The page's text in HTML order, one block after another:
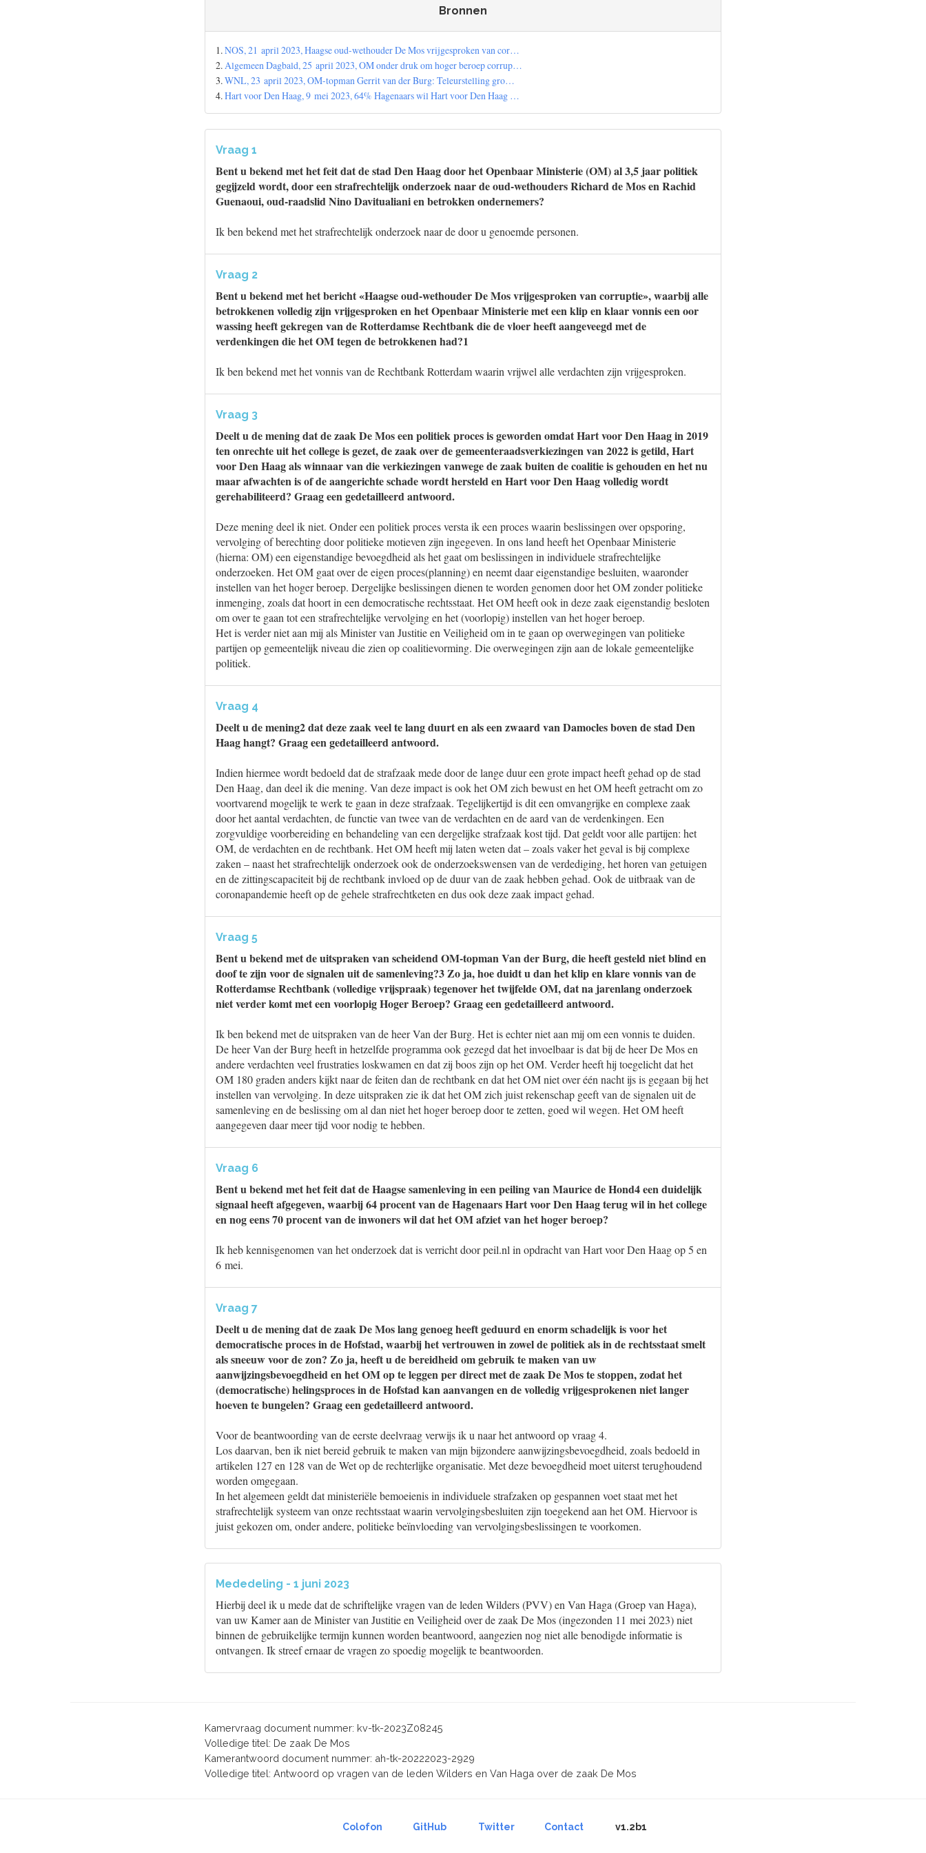
Bronnen
1.NOS, 21 april 2023, Haagse oud-wethouder De Mos vrijgesproken van cor…
2.Algemeen Dagbald, 25 april 2023, OM onder druk om hoger beroep corrup…
3.WNL, 23 april 2023, OM-topman Gerrit van der Burg: Teleurstelling gro…
4.Hart voor Den Haag, 9 mei 2023, 64% Hagenaars wil Hart voor Den Haag …
Vraag 1
Bent u bekend met het feit dat de stad Den Haag door het Openbaar Ministerie (OM) al 3,5 jaar politiek
gegijzeld wordt, door een strafrechtelijk onderzoek naar de oud-wethouders Richard de Mos en Rachid
Guenaoui, oud-raadslid Nino Davitualiani en betrokken ondernemers?
Ik ben bekend met het strafrechtelijk onderzoek naar de door u genoemde personen.
Vraag 2
Bent u bekend met het bericht «Haagse oud-wethouder De Mos vrijgesproken van corruptie», waarbij alle
betrokkenen volledig zijn vrijgesproken en het Openbaar Ministerie met een klip en klaar vonnis een oor
wassing heeft gekregen van de Rotterdamse Rechtbank die de vloer heeft aangeveegd met de
verdenkingen die het OM tegen de betrokkenen had?1
Ik ben bekend met het vonnis van de Rechtbank Rotterdam waarin vrijwel alle verdachten zijn vrijgesproken.
Vraag 3
Deelt u de mening dat de zaak De Mos een politiek proces is geworden omdat Hart voor Den Haag in 2019
ten onrechte uit het college is gezet, de zaak over de gemeenteraadsverkiezingen van 2022 is getild, Hart
voor Den Haag als winnaar van die verkiezingen vanwege de zaak buiten de coalitie is gehouden en het nu
maar afwachten is of de aangerichte schade wordt hersteld en Hart voor Den Haag volledig wordt
gerehabiliteerd? Graag een gedetailleerd antwoord.
Deze mening deel ik niet. Onder een politiek proces versta ik een proces waarin beslissingen over opsporing,
vervolging of berechting door politieke motieven zijn ingegeven. In ons land heeft het Openbaar Ministerie
(hierna: OM) een eigenstandige bevoegdheid als het gaat om beslissingen in individuele strafrechtelijke
onderzoeken. Het OM gaat over de eigen proces(planning) en neemt daar eigenstandige besluiten, waaronder
instellen van het hoger beroep. Dergelijke beslissingen dienen te worden genomen door het OM zonder politieke
inmenging, zoals dat hoort in een democratische rechtsstaat. Het OM heeft ook in deze zaak eigenstandig besloten
om over te gaan tot een strafrechtelijke vervolging en het (voorlopig) instellen van het hoger beroep.
Het is verder niet aan mij als Minister van Justitie en Veiligheid om in te gaan op overwegingen van politieke
partijen op gemeentelijk niveau die zien op coalitievorming. Die overwegingen zijn aan de lokale gemeentelijke
politiek.
Vraag 4
Deelt u de mening2 dat deze zaak veel te lang duurt en als een zwaard van Damocles boven de stad Den
Haag hangt? Graag een gedetailleerd antwoord.
Indien hiermee wordt bedoeld dat de strafzaak mede door de lange duur een grote impact heeft gehad op de stad
Den Haag, dan deel ik die mening. Van deze impact is ook het OM zich bewust en het OM heeft getracht om zo
voortvarend mogelijk te werk te gaan in deze strafzaak. Tegelijkertijd is dit een omvangrijke en complexe zaak
door het aantal verdachten, de functie van twee van de verdachten en de aard van de verdenkingen. Een
zorgvuldige voorbereiding en behandeling van een dergelijke strafzaak kost tijd. Dat geldt voor alle partijen: het
OM, de verdachten en de rechtbank. Het OM heeft mij laten weten dat – zoals vaker het geval is bij complexe
zaken – naast het strafrechtelijk onderzoek ook de onderzoekswensen van de verdediging, het horen van getuigen
en de zittingscapaciteit bij de rechtbank invloed op de duur van de zaak hebben gehad. Ook de uitbraak van de
coronapandemie heeft op de gehele strafrechtketen en dus ook deze zaak impact gehad.
Vraag 5
Bent u bekend met de uitspraken van scheidend OM-topman Van der Burg, die heeft gesteld niet blind en
doof te zijn voor de signalen uit de samenleving?3 Zo ja, hoe duidt u dan het klip en klare vonnis van de
Rotterdamse Rechtbank (volledige vrijspraak) tegenover het twijfelde OM, dat na jarenlang onderzoek
niet verder komt met een voorlopig Hoger Beroep? Graag een gedetailleerd antwoord.
Ik ben bekend met de uitspraken van de heer Van der Burg. Het is echter niet aan mij om een vonnis te duiden.
De heer Van der Burg heeft in hetzelfde programma ook gezegd dat het invoelbaar is dat bij de heer De Mos en
andere verdachten veel frustraties loskwamen en dat zij boos zijn op het OM. Verder heeft hij toegelicht dat het
OM 180 graden anders kijkt naar de feiten dan de rechtbank en dat het OM niet over één nacht ijs is gegaan bij het
instellen van vervolging. In deze uitspraken zie ik dat het OM zich juist rekenschap geeft van de signalen uit de
samenleving en de beslissing om al dan niet het hoger beroep door te zetten, goed wil wegen. Het OM heeft
aangegeven daar meer tijd voor nodig te hebben.
Vraag 6
Bent u bekend met het feit dat de Haagse samenleving in een peiling van Maurice de Hond4 een duidelijk
signaal heeft afgegeven, waarbij 64 procent van de Hagenaars Hart voor Den Haag terug wil in het college
en nog eens 70 procent van de inwoners wil dat het OM afziet van het hoger beroep?
Ik heb kennisgenomen van het onderzoek dat is verricht door peil.nl in opdracht van Hart voor Den Haag op 5 en
6 mei.
Vraag 7
Deelt u de mening dat de zaak De Mos lang genoeg heeft geduurd en enorm schadelijk is voor het
democratische proces in de Hofstad, waarbij het vertrouwen in zowel de politiek als in de rechtsstaat smelt
als sneeuw voor de zon? Zo ja, heeft u de bereidheid om gebruik te maken van uw
aanwijzingsbevoegdheid en het OM op te leggen per direct met de zaak De Mos te stoppen, zodat het
(democratische) helingsproces in de Hofstad kan aanvangen en de volledig vrijgesprokenen niet langer
hoeven te bungelen? Graag een gedetailleerd antwoord.
Voor de beantwoording van de eerste deelvraag verwijs ik u naar het antwoord op vraag 4.
Los daarvan, ben ik niet bereid gebruik te maken van mijn bijzondere aanwijzingsbevoegdheid, zoals bedoeld in
artikelen 127 en 128 van de Wet op de rechterlijke organisatie. Met deze bevoegdheid moet uiterst terughoudend
worden omgegaan.
In het algemeen geldt dat ministeriële bemoeienis in individuele strafzaken op gespannen voet staat met het
strafrechtelijk systeem van onze rechtsstaat waarin vervolgingsbesluiten zijn toegekend aan het OM. Hiervoor is
juist gekozen om, onder andere, politieke beïnvloeding van vervolgingsbeslissingen te voorkomen.
Mededeling - 1 juni 2023
Hierbij deel ik u mede dat de schriftelijke vragen van de leden Wilders (PVV) en Van Haga (Groep van Haga),
van uw Kamer aan de Minister van Justitie en Veiligheid over de zaak De Mos (ingezonden 11 mei 2023) niet
binnen de gebruikelijke termijn kunnen worden beantwoord, aangezien nog niet alle benodigde informatie is
ontvangen. Ik streef ernaar de vragen zo spoedig mogelijk te beantwoorden.
Kamervraag document nummer: kv-tk-2023Z08245
Volledige titel: De zaak De Mos
Kamerantwoord document nummer: ah-tk-20222023-2929
Volledige titel: Antwoord op vragen van de leden Wilders en Van Haga over de zaak De Mos
Colofon GitHub Twitter Contact v1.2b1